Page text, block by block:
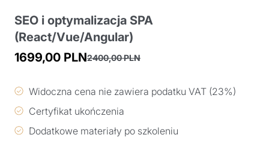
SEO i optymalizacja SPA
(React/Vue/Angular)
2400,00PLN
cena
2400,00 PLN.
1699,00 PLN
cena
1699,00 PLN.
Widoczna cena nie zawiera podatku VAT (23%)
Certyfikat ukończenia
Dodatkowe materiały po szkoleniu